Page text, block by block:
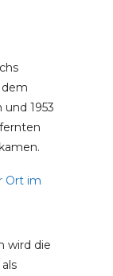
dem
1953
wird die